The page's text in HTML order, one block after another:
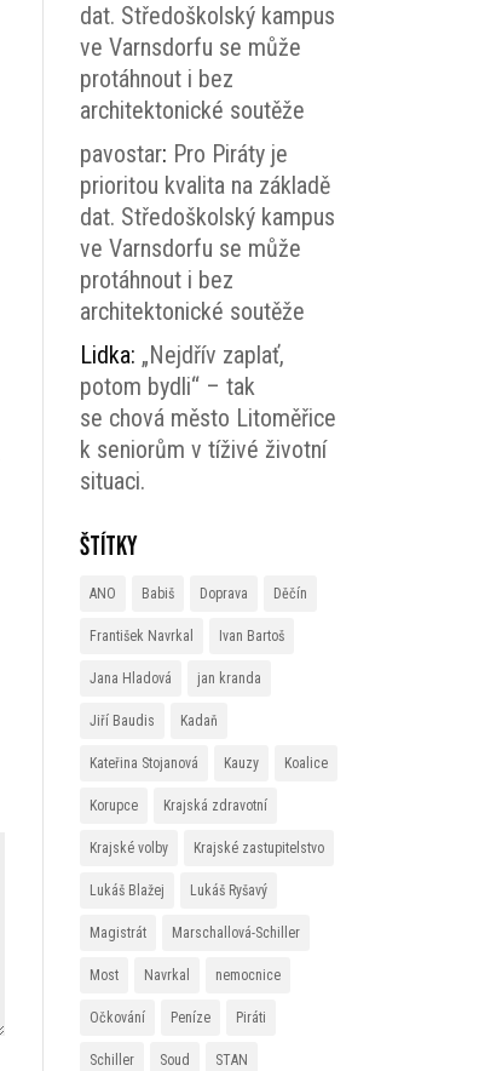
dat. Středoškolský kampus
ve Varnsdorfu se může
protáhnout i bez
architektonické soutěže
pavostar: Pro Piráty je
prioritou kvalita na základě
dat. Středoškolský kampus
ve Varnsdorfu se může
protáhnout i bez
architektonické soutěže
Lidka: „Nejdřív zaplať,
potom bydli“ – tak
se chová město Litoměřice
k seniorům v tíživé životní
situaci.
Štítky
ANO Babiš Doprava Děčín
František Navrkal Ivan Bartoš
Jana Hladová jan kranda
Jiří Baudis Kadaň
Kateřina Stojanová Kauzy Koalice
Korupce Krajská zdravotní
Krajské volby Krajské zastupitelstvo
Lukáš Blažej Lukáš Ryšavý
Magistrát Marschallová-Schiller
Most Navrkal nemocnice
Očkování Peníze Piráti
Schiller Soud STAN